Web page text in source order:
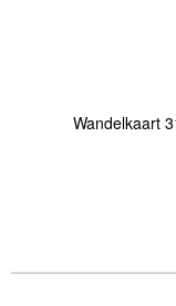
Wandelkaart